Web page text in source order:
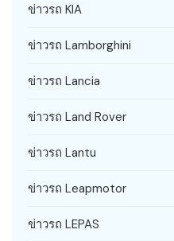
ข่าวรถ KIA
ข่าวรถ Lamborghini
ข่าวรถ Lancia
ข่าวรถ Land Rover
ข่าวรถ Lantu
ข่าวรถ Leapmotor
ข่าวรถ LEPAS